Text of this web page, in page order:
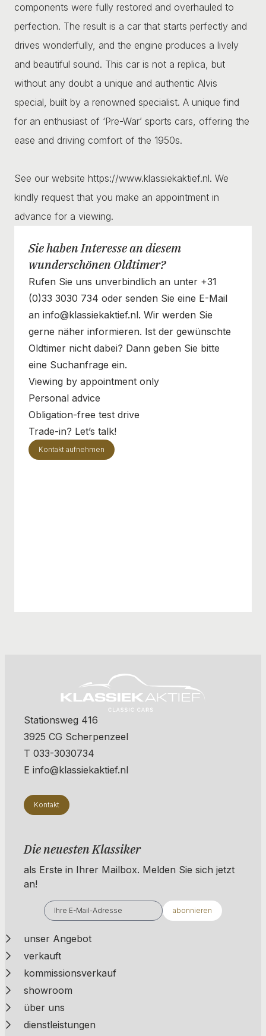
components were fully restored and overhauled to
perfection. The result is a car that starts perfectly and
drives wonderfully, and the engine produces a lively
and beautiful sound. This car is not a replica, but
without any doubt a unique and authentic Alvis
special, built by a renowned specialist. A unique find
for an enthusiast of ‘Pre-War’ sports cars, offering the
ease and driving comfort of the 1950s.
See our website https://www.klassiekaktief.nl. We
kindly request that you make an appointment in
advance for a viewing.
Sie haben Interesse an diesem
wunderschönen Oldtimer?
Rufen Sie uns unverbindlich an unter +31
(0)33 3030 734 oder senden Sie eine E-Mail
an info@klassiekaktief.nl. Wir werden Sie
gerne näher informieren. Ist der gewünschte
Oldtimer nicht dabei? Dann geben Sie bitte
eine Suchanfrage ein.
Viewing by appointment only
Personal advice
Obligation-free test drive
Trade-in? Let’s talk!
Kontakt aufnehmen
Stationsweg 416
3925 CG Scherpenzeel
T 033-3030734
E info@klassiekaktief.nl
Kontakt
Die neuesten Klassiker
als Erste in Ihrer Mailbox. ​​​​​​Melden Sie sich jetzt
an!
abonnieren
unser Angebot
verkauft
kommissionsverkauf
showroom
über uns
dienstleistungen